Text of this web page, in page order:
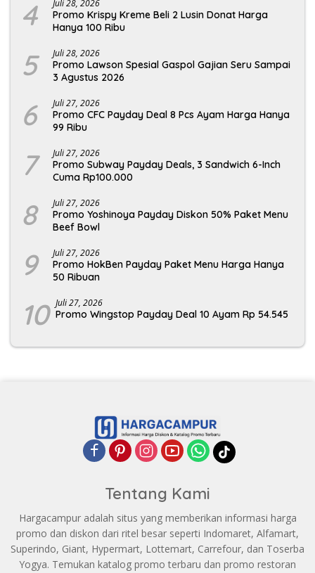
4 Juli 28, 2026
Promo Krispy Kreme Beli 2 Lusin Donat Harga
Hanya 100 Ribu
5 Juli 28, 2026
Promo Lawson Spesial Gaspol Gajian Seru Sampai
3 Agustus 2026
6 Juli 27, 2026
Promo CFC Payday Deal 8 Pcs Ayam Harga Hanya
99 Ribu
7 Juli 27, 2026
Promo Subway Payday Deals, 3 Sandwich 6-Inch
Cuma Rp100.000
8 Juli 27, 2026
Promo Yoshinoya Payday Diskon 50% Paket Menu
Beef Bowl
9 Juli 27, 2026
Promo HokBen Payday Paket Menu Harga Hanya
50 Ribuan
10 Juli 27, 2026
Promo Wingstop Payday Deal 10 Ayam Rp 54.545
Tentang Kami
Hargacampur adalah situs yang memberikan informasi harga
promo dan diskon dari ritel besar seperti Indomaret, Alfamart,
Superindo, Giant, Hypermart, Lottemart, Carrefour, dan Toserba
Yogya. Temukan katalog promo terbaru dan promo restoran